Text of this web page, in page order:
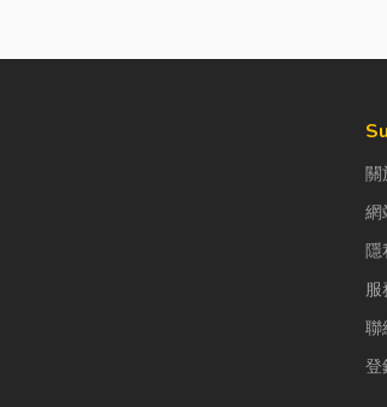
具」的...
關
網
隱
服
聯
登